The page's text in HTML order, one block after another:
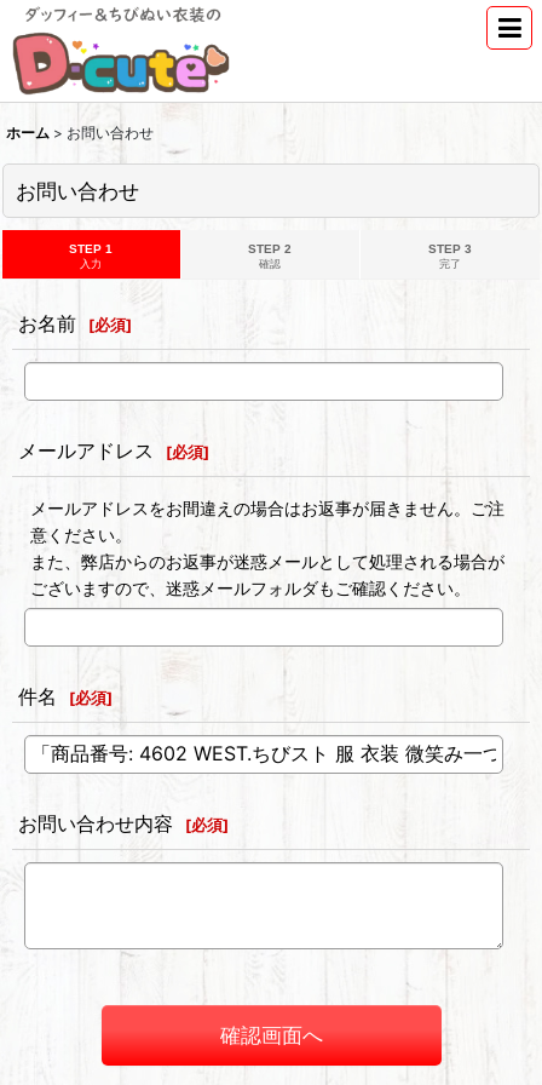
ホーム > お問い合わせ
お問い合わせ
STEP 1
入力
STEP 2
確認
STEP 3
完了
お名前 [必須]
メールアドレス [必須]
メールアドレスをお間違えの場合はお返事が届きません。ご注
意ください。
また、弊店からのお返事が迷惑メールとして処理される場合が
ございますので、迷惑メールフォルダもご確認ください。
件名 [必須]
お問い合わせ内容 [必須]
確認画面へ